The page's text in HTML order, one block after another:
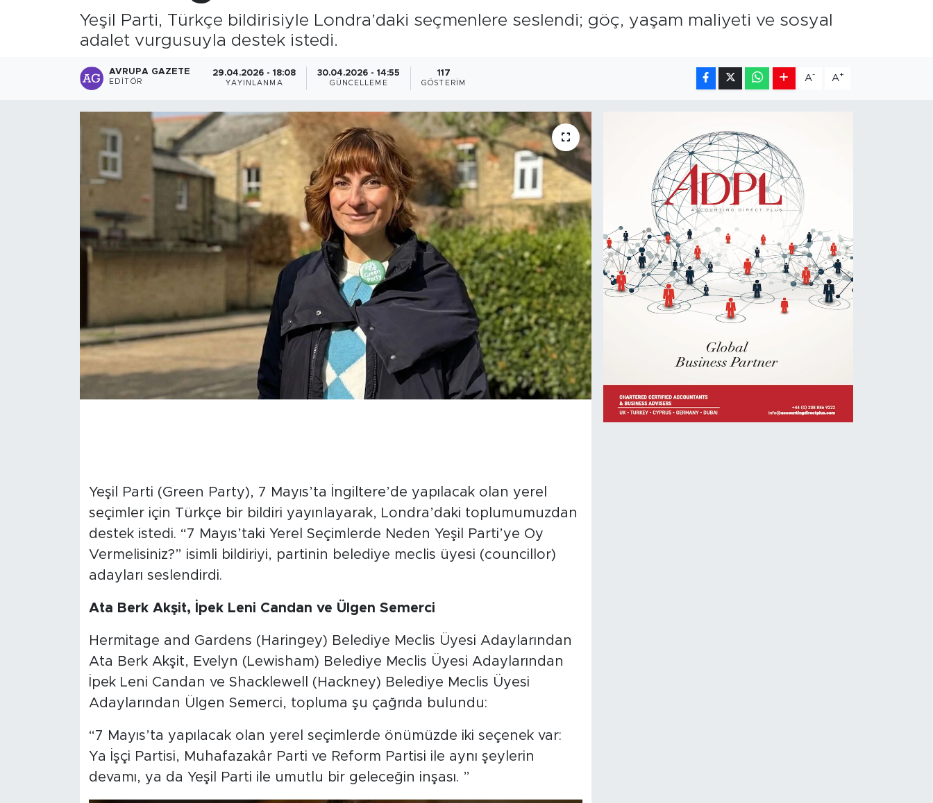
Yeşil Parti, Türkçe bildirisiyle Londra’daki seçmenlere seslendi; göç, yaşam maliyeti ve sosyal
adalet vurgusuyla destek istedi.
AVRUPA GAZETE
EDITÖR
29.04.2026 - 18:08
YAYINLANMA
30.04.2026 - 14:55
GÜNCELLEME
117
GÖSTERIM
A- A+
Yeşil Parti (Green Party), 7 Mayıs’ta İngiltere’de yapılacak olan yerel
seçimler için Türkçe bir bildiri yayınlayarak, Londra’daki toplumumuzdan
destek istedi. “7 Mayıs’taki Yerel Seçimlerde Neden Yeşil Parti’ye Oy
Vermelisiniz?” isimli bildiriyi, partinin belediye meclis üyesi (councillor)
adayları seslendirdi.
Ata Berk Akşit, İpek Leni Candan ve Ülgen Semerci
Hermitage and Gardens (Haringey) Belediye Meclis Üyesi Adaylarından
Ata Berk Akşit, Evelyn (Lewisham) Belediye Meclis Üyesi Adaylarından
İpek Leni Candan ve Shacklewell (Hackney) Belediye Meclis Üyesi
Adaylarından Ülgen Semerci, topluma şu çağrıda bulundu:
“7 Mayıs’ta yapılacak olan yerel seçimlerde önümüzde iki seçenek var:
Ya İşçi Partisi, Muhafazakâr Parti ve Reform Partisi ile aynı şeylerin
devamı, ya da Yeşil Parti ile umutlu bir geleceğin inşası. ”